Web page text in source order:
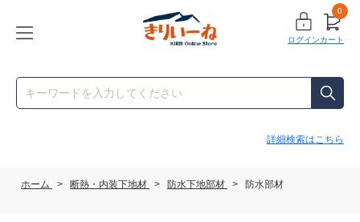
ログイン
0
カート
詳細検索はこちら
ホーム > 断熱・内装下地材 > 防水下地部材 > 防水部材